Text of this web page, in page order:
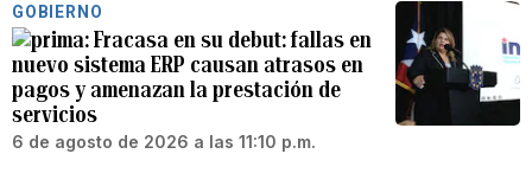
GOBIERNO
Fracasa en su debut: fallas en
nuevo sistema ERP causan atrasos en
pagos y amenazan la prestación de
servicios
6 de agosto de 2026 a las 11:10 p.m.